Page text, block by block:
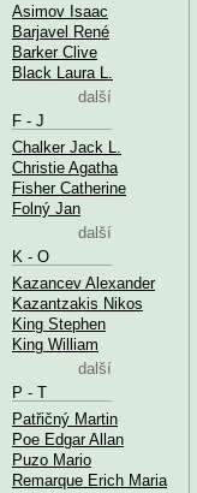
Asimov Isaac
Barjavel René
Barker Clive
Black Laura L.
další
F - J
Chalker Jack L.
Christie Agatha
Fisher Catherine
Folný Jan
další
K - O
Kazancev Alexander
Kazantzakis Nikos
King Stephen
King William
další
P - T
Patřičný Martin
Poe Edgar Allan
Puzo Mario
Remarque Erich Maria